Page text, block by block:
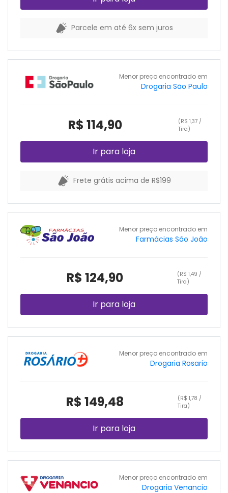
Parcele em até 6x sem juros
Menor preço encontrado em
Drogaria São Paulo
R$ 114,90
(R$ 1,37 /
Tira)
Ir para loja
Frete grátis acima de R$199
Menor preço encontrado em
Farmácias São João
R$ 124,90
(R$ 1,49 /
Tira)
Ir para loja
Menor preço encontrado em
Drogaria Rosario
R$ 149,48
(R$ 1,78 /
Tira)
Ir para loja
Menor preço encontrado em
Drogaria Venancio